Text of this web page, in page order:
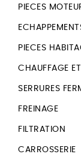
PIECES
PIECES
CHAUFFAGE
SERRURES
FREINAGE
FILTRATION
CARROSSERIE